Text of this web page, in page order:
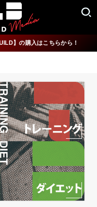
】の購入はこちらから！